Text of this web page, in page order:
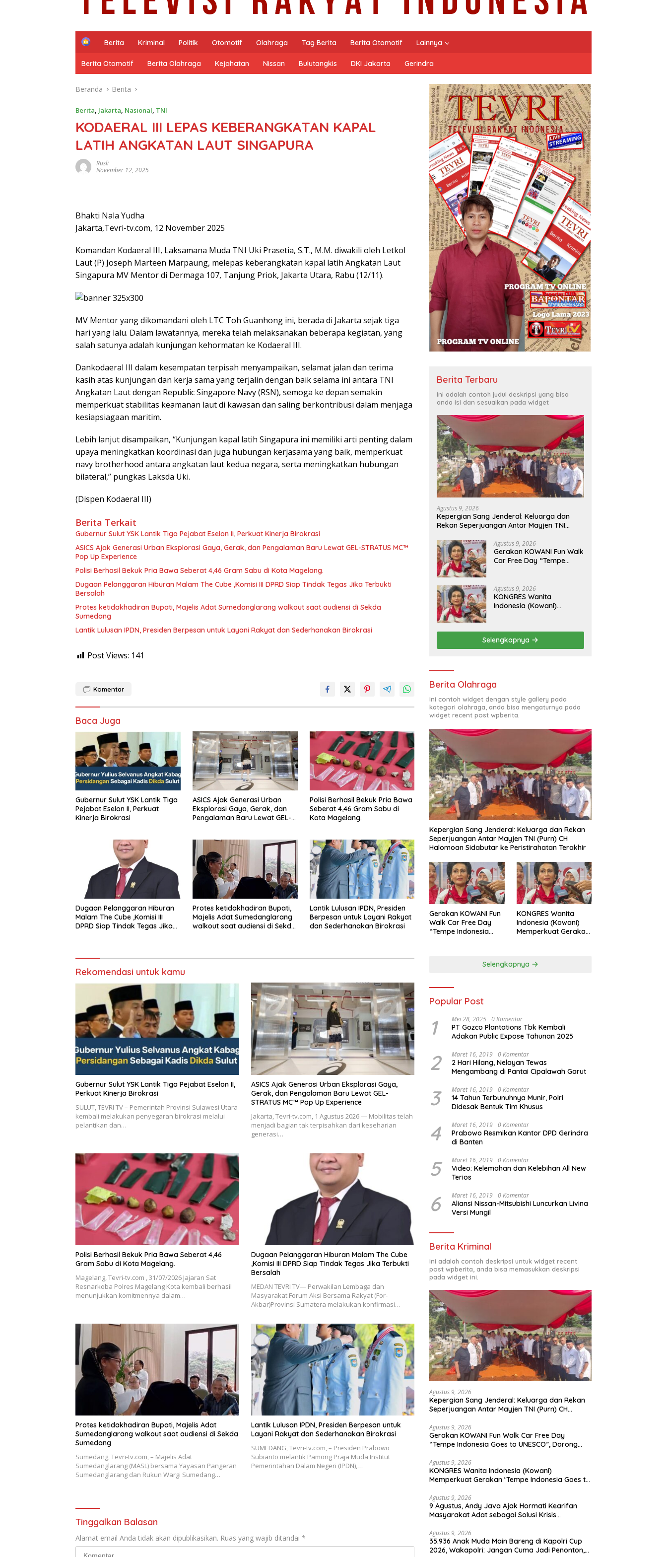
H
m
e
Berita Kriminal Politik Otomotif Olahraga Tag Berita Berita Otomotif Lainnya
Berita Otomotif Berita Olahraga Kejahatan Nissan Bulutangkis DKI Jakarta Gerindra
Beranda Berita
Berita, Jakarta, Nasional, TNI
KODAERAL III LEPAS KEBERANGKATAN KAPAL
LATIH ANGKATAN LAUT SINGAPURA
Rusli
November 12, 2025
Bhakti Nala Yudha
Jakarta,Tevri-tv.com, 12 November 2025
Komandan Kodaeral III, Laksamana Muda TNI Uki Prasetia, S.T., M.M. diwakili oleh Letkol
Laut (P) Joseph Marteen Marpaung, melepas keberangkatan kapal latih Angkatan Laut
Singapura MV Mentor di Dermaga 107, Tanjung Priok, Jakarta Utara, Rabu (12/11).
MV Mentor yang dikomandani oleh LTC Toh Guanhong ini, berada di Jakarta sejak tiga
hari yang lalu. Dalam lawatannya, mereka telah melaksanakan beberapa kegiatan, yang
salah satunya adalah kunjungan kehormatan ke Kodaeral III.
Dankodaeral III dalam kesempatan terpisah menyampaikan, selamat jalan dan terima
kasih atas kunjungan dan kerja sama yang terjalin dengan baik selama ini antara TNI
Angkatan Laut dengan Republic Singapore Navy (RSN), semoga ke depan semakin
memperkuat stabilitas keamanan laut di kawasan dan saling berkontribusi dalam menjaga
kesiapsiagaan maritim.
Lebih lanjut disampaikan, “Kunjungan kapal latih Singapura ini memiliki arti penting dalam
upaya meningkatkan koordinasi dan juga hubungan kerjasama yang baik, memperkuat
navy brotherhood antara angkatan laut kedua negara, serta meningkatkan hubungan
bilateral,” pungkas Laksda Uki.
(Dispen Kodaeral III)
Berita Terkait
Gubernur Sulut YSK Lantik Tiga Pejabat Eselon II, Perkuat Kinerja Birokrasi
ASICS Ajak Generasi Urban Eksplorasi Gaya, Gerak, dan Pengalaman Baru Lewat GEL-STRATUS MC™
Pop Up Experience
Polisi Berhasil Bekuk Pria Bawa Seberat 4,46 Gram Sabu di Kota Magelang.
Dugaan Pelanggaran Hiburan Malam The Cube ,Komisi III DPRD Siap Tindak Tegas Jika Terbukti
Bersalah
Protes ketidakhadiran Bupati, Majelis Adat Sumedanglarang walkout saat audiensi di Sekda
Sumedang
Lantik Lulusan IPDN, Presiden Berpesan untuk Layani Rakyat dan Sederhanakan Birokrasi
Post Views: 141
Komentar
Baca Juga
Gubernur Sulut YSK Lantik Tiga
Pejabat Eselon II, Perkuat
Kinerja Birokrasi
ASICS Ajak Generasi Urban
Eksplorasi Gaya, Gerak, dan
Pengalaman Baru Lewat GEL-
Polisi Berhasil Bekuk Pria Bawa
Seberat 4,46 Gram Sabu di
Kota Magelang.
Dugaan Pelanggaran Hiburan
Malam The Cube ,Komisi III
DPRD Siap Tindak Tegas Jika
Protes ketidakhadiran Bupati,
Majelis Adat Sumedanglarang
walkout saat audiensi di Sekda
Lantik Lulusan IPDN, Presiden
Berpesan untuk Layani Rakyat
dan Sederhanakan Birokrasi
Rekomendasi untuk kamu
Gubernur Sulut YSK Lantik Tiga Pejabat Eselon II,
Perkuat Kinerja Birokrasi
SULUT, TEVRI TV – Pemerintah Provinsi Sulawesi Utara
kembali melakukan penyegaran birokrasi melalui
pelantikan dan…
ASICS Ajak Generasi Urban Eksplorasi Gaya,
Gerak, dan Pengalaman Baru Lewat GEL-
STRATUS MC™ Pop Up Experience
Jakarta, Tevri-tv.com, 1 Agustus 2026 — Mobilitas telah
menjadi bagian tak terpisahkan dari keseharian
generasi…
Polisi Berhasil Bekuk Pria Bawa Seberat 4,46
Gram Sabu di Kota Magelang.
Magelang, Tevri-tv.com , 31/07/2026 Jajaran Sat
Resnarkoba Polres Magelang Kota kembali berhasil
menunjukkan komitmennya dalam…
Dugaan Pelanggaran Hiburan Malam The Cube
,Komisi III DPRD Siap Tindak Tegas Jika Terbukti
Bersalah
MEDAN TEVRI TV— Perwakilan Lembaga dan
Masyarakat Forum Aksi Bersama Rakyat (For-
Akbar)Provinsi Sumatera melakukan konfirmasi…
Protes ketidakhadiran Bupati, Majelis Adat
Sumedanglarang walkout saat audiensi di Sekda
Sumedang
Sumedang, Tevri-tv.com, – Majelis Adat
Sumedanglarang (MASL) bersama Yayasan Pangeran
Sumedanglarang dan Rukun Wargi Sumedang…
Lantik Lulusan IPDN, Presiden Berpesan untuk
Layani Rakyat dan Sederhanakan Birokrasi
SUMEDANG, Tevri-tv.com, – Presiden Prabowo
Subianto melantik Pamong Praja Muda Institut
Pemerintahan Dalam Negeri (IPDN),…
Tinggalkan Balasan
Alamat email Anda tidak akan dipublikasikan. Ruas yang wajib ditandai *
Berita Terbaru
Ini adalah contoh judul deskripsi yang bisa
anda isi dan sesuaikan pada widget
Agustus 9, 2026
Kepergian Sang Jenderal: Keluarga dan
Rekan Seperjuangan Antar Mayjen TNI
Peristirahatan TerakhirAgustus 9, 2026
Gerakan KOWANI Fun Walk
Car Free Day “Tempe
Kuliner Nusantara
Mendunia
Agustus 9, 2026
KONGRES Wanita
Indonesia (Kowani)
Unesco”
Selengkapnya
Berita Olahraga
Ini contoh widget dengan style gallery pada
kategori olahraga, anda bisa mengaturnya pada
widget recent post wpberita.
Kepergian Sang Jenderal: Keluarga dan Rekan
Seperjuangan Antar Mayjen TNI (Purn) CH
Halomoan Sidabutar ke Peristirahatan Terakhir
Gerakan KOWANI Fun
Walk Car Free Day
“Tempe Indonesia
KONGRES Wanita
Indonesia (Kowani)
Memperkuat Gerakan
Selengkapnya
Popular Post
1 Mei 28, 2025 0 Komentar
PT Gozco Plantations Tbk Kembali
Adakan Public Expose Tahunan 2025
2 Maret 16, 2019 0 Komentar
2 Hari Hilang, Nelayan Tewas
Mengambang di Pantai Cipalawah Garut
3 Maret 16, 2019 0 Komentar
14 Tahun Terbunuhnya Munir, Polri
Didesak Bentuk Tim Khusus
4 Maret 16, 2019 0 Komentar
Prabowo Resmikan Kantor DPD Gerindra
di Banten
5 Maret 16, 2019 0 Komentar
Video: Kelemahan dan Kelebihan All New
Terios
6 Maret 16, 2019 0 Komentar
Aliansi Nissan-Mitsubishi Luncurkan Livina
Versi Mungil
Berita Kriminal
Ini adalah contoh deskripsi untuk widget recent
post wpberita, anda bisa memasukkan deskripsi
pada widget ini.
Agustus 9, 2026
Kepergian Sang Jenderal: Keluarga dan Rekan
Seperjuangan Antar Mayjen TNI (Purn) CH
Agustus 9, 2026
Gerakan KOWANI Fun Walk Car Free Day
“Tempe Indonesia Goes to UNESCO”, Dorong
Agustus 9, 2026
KONGRES Wanita Indonesia (Kowani)
Memperkuat Gerakan ‘Tempe Indonesia Goes to
Agustus 9, 2026
9 Agustus, Andy Java Ajak Hormati Kearifan
Masyarakat Adat sebagai Solusi Krisis
Agustus 9, 2026
35.936 Anak Muda Main Bareng di Kapolri Cup
2026, Wakapolri: Jangan Cuma Jadi Penonton,